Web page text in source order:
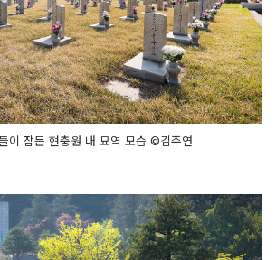
이 잠든 현충원 내 묘역 모습 ©김주연